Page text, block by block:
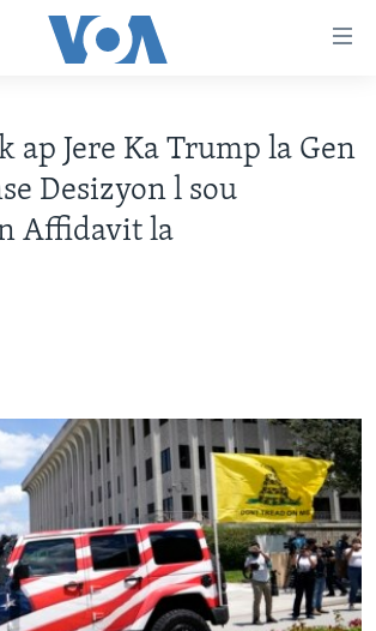
ap Jere Ka Trump la Gen
Desizyon l sou
Affidavit la